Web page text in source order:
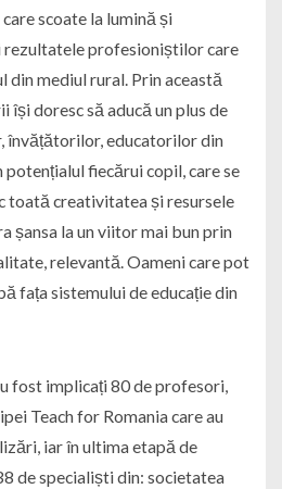
scoate la lumină și
profesioniștilor care
din mediul rural. Prin această
doresc să aducă un plus de
educatorilor din
potențialul fiecărui copil, care se
toată creativitatea și resursele
șansa la un viitor mai bun prin
relevantă. Oameni care pot
fața sistemului de educație din
fost implicați 80 de profesori,
Teach for Romania care au
iar în ultima etapă de
de specialiști din: societatea